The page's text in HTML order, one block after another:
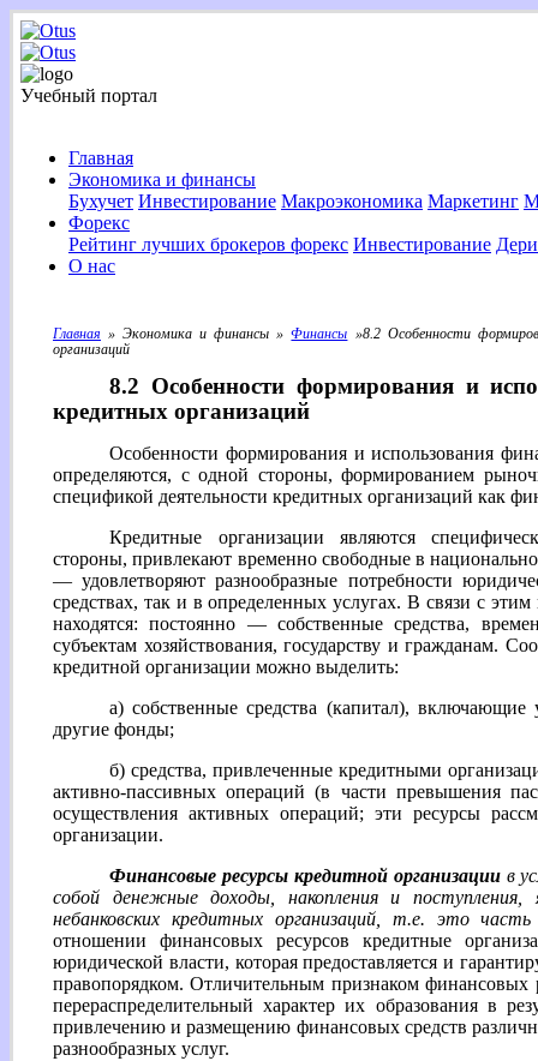
Учебный портал
Главная
Экономика и финансы
Бухучет Инвестирование Макроэкономика Маркетинг
Форекс
Рейтинг лучших брокеров форекс Инвестирование
О нас
Главная » Экономика и финансы »Финансы »8.2 Особенности
организаций
8.2 Особенности формирования и
кредитных организаций
Особенности формирования и использования
определяются, с одной стороны, формированием
спецификой деятельности кредитных организаций как
Кредитные организации являются
стороны, привлекают временно свободные в
— удовлетворяют разнообразные потребности
средствах, так и в определенных услугах. В связи с
находятся: постоянно — собственные средства,
субъектам хозяйствования, государству и гражданам.
кредитной организации можно выделить:
а) собственные средства (капитал),
другие фонды;
б) средства, привлеченные кредитными
активно-пассивных операций (в части превышения
осуществления активных операций; эти ресурсы
организации.
Финансовые ресурсы кредитной организациив
собой денежные доходы, накопления и
небанковских кредитных организаций, т.е. это
отношении финансовых ресурсов кредитные
юридической власти, которая предоставляется и
правопорядком. Отличительным признаком финансовых
перераспределительный характер их образования в
привлечению и размещению финансовых средств
разнообразных услуг.